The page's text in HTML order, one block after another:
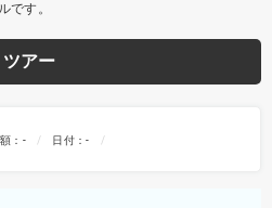
です。
アー
：-
日付：-